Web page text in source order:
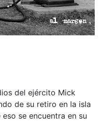
del ejército Mick
de su retiro en la isla
se encuentra en su